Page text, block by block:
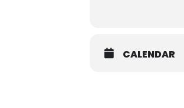
CALENDAR